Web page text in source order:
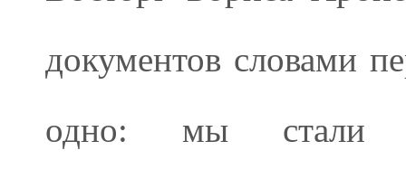
документов словами
одно: мы стали